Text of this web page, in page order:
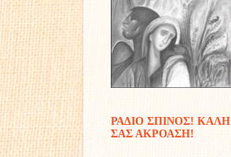
ΡΑΔΙΟ ΣΠΙΝΟΣ! ΚΑΛΗ
ΣΑΣ ΑΚΡΟΑΣΗ!